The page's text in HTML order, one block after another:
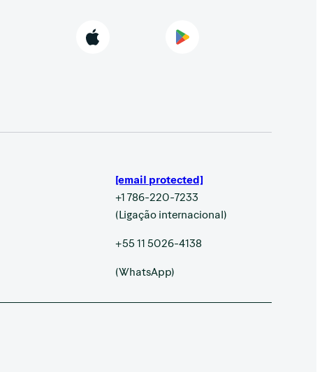
[email protected]
+1 786-220-7233
(Ligação internacional)
+55 11 5026-4138
(WhatsApp)